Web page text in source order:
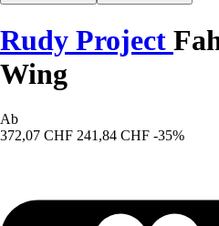
Rudy Project
Wing
Ab
372,07 CHF 241,84 CHF -35%